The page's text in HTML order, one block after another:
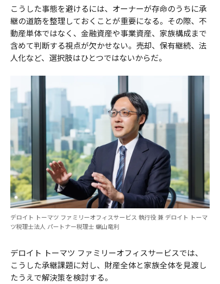
こうした事態を避けるには、オーナーが存命のうちに承
継の道筋を整理しておくことが重要になる。その際、不
動産単体ではなく、金融資産や事業資産、家族構成まで
含めて判断する視点が欠かせない。売却、保有継続、法
人化など、選択肢はひとつではないからだ。
デロイト トーマツ ファミリーオフィスサービス 執行役 兼 デロイト トーマ
ツ税理士法人 パートナー税理士 蝋山竜利
デロイト トーマツ ファミリーオフィスサービスでは、
こうした承継課題に対し、財産全体と家族全体を見渡し
たうえで解決策を検討する。